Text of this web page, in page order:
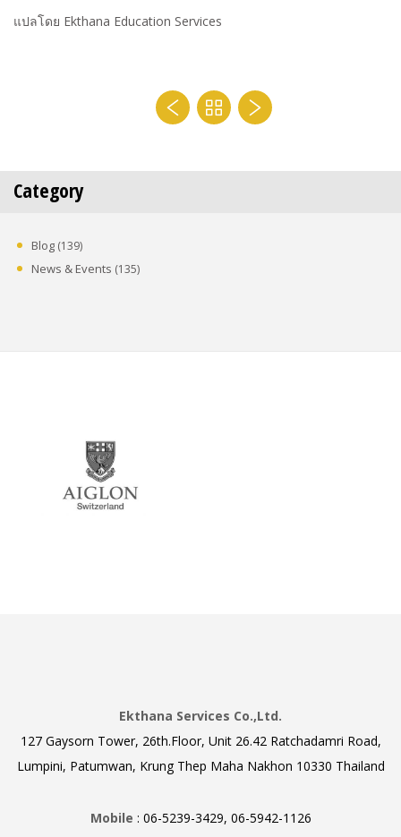
แปลโดย Ekthana Education Services
Category
Blog (139)
News & Events (135)
Ekthana Services Co.,Ltd.
127 Gaysorn Tower, 26th.Floor, Unit 26.42 Ratchadamri Road,
Lumpini, Patumwan, Krung Thep Maha Nakhon 10330 Thailand
Mobile : 06-5239-3429, 06-5942-1126